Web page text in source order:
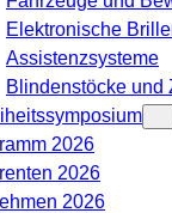
Elektronische
Assistenzsysteme
Blindenstöcke und
2026
2026
2026